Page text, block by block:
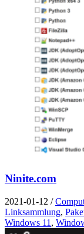
Ninite.com
2021-01-12 /
Linksammlung,
Windows 11 ,